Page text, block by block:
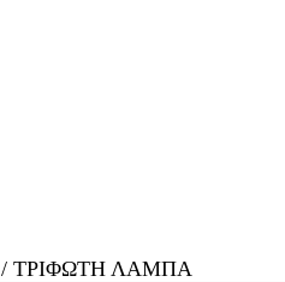
/ ΤΡΙΦΩΤΗ ΛΑΜΠΑ